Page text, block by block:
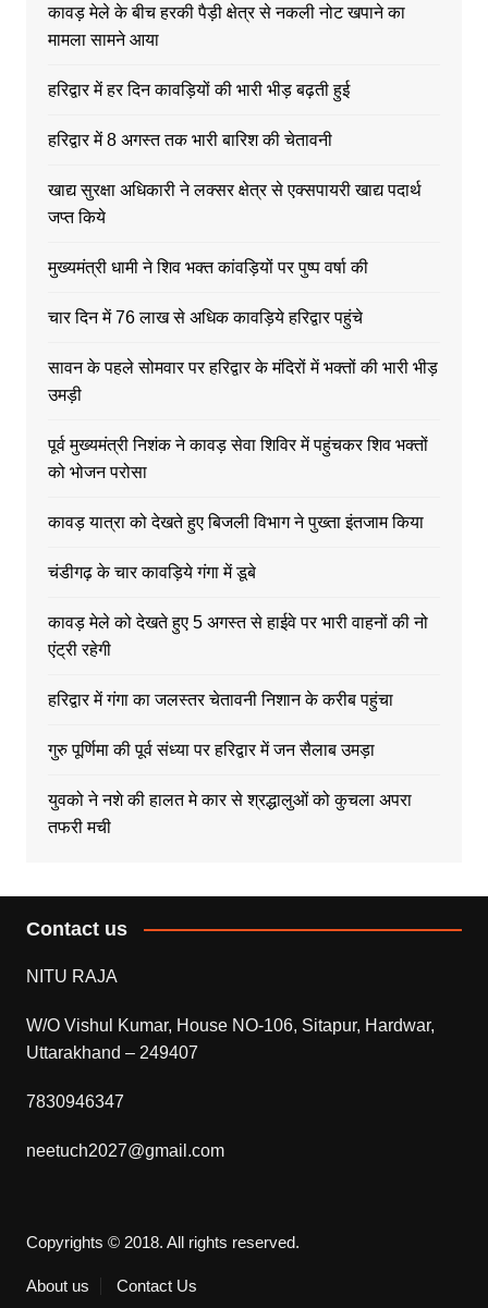
कावड़ मेले के बीच हरकी पैड़ी क्षेत्र से नकली नोट खपाने का
मामला सामने आया
हरिद्वार में हर दिन कावड़ियों की भारी भीड़ बढ़ती हुई
हरिद्वार में 8 अगस्त तक भारी बारिश की चेतावनी
खाद्य सुरक्षा अधिकारी ने लक्सर क्षेत्र से एक्सपायरी खाद्य पदार्थ
जप्त किये
मुख्यमंत्री धामी ने शिव भक्त कांवड़ियों पर पुष्प वर्षा की
चार दिन में 76 लाख से अधिक कावड़िये हरिद्वार पहुंचे
सावन के पहले सोमवार पर हरिद्वार के मंदिरों में भक्तों की भारी भीड़
उमड़ी
पूर्व मुख्यमंत्री निशंक ने कावड़ सेवा शिविर में पहुंचकर शिव भक्तों
को भोजन परोसा
कावड़ यात्रा को देखते हुए बिजली विभाग ने पुख्ता इंतजाम किया
चंडीगढ़ के चार कावड़िये गंगा में डूबे
कावड़ मेले को देखते हुए 5 अगस्त से हाईवे पर भारी वाहनों की नो
एंट्री रहेगी
हरिद्वार में गंगा का जलस्तर चेतावनी निशान के करीब पहुंचा
गुरु पूर्णिमा की पूर्व संध्या पर हरिद्वार में जन सैलाब उमड़ा
युवको ने नशे की हालत मे कार से श्रद्धालुओं को कुचला अपरा
तफरी मची
Contact us
NITU RAJA
W/O Vishul Kumar, House NO-106, Sitapur, Hardwar,
Uttarakhand – 249407
7830946347
neetuch2027@gmail.com
Copyrights © 2018. All rights reserved.
About us Contact Us